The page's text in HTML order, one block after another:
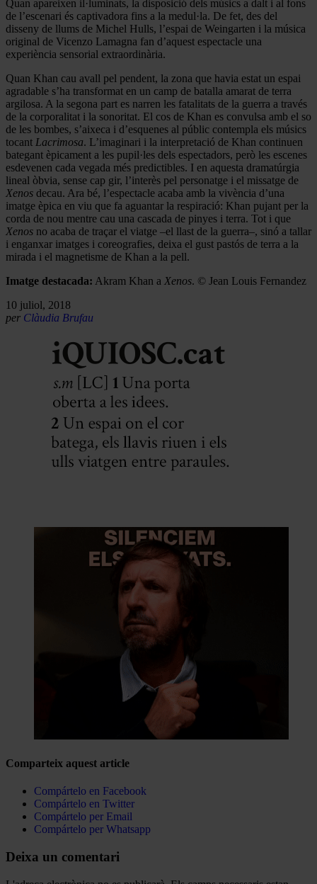
Quan apareixen il·luminats, la disposició dels músics a dalt i al fons
de l’escenari és captivadora fins a la medul·la. De fet, des del
disseny de llums de Michel Hulls, l’espai de Weingarten i la música
original de Vicenzo Lamagna fan d’aquest espectacle una
experiència sensorial extraordinària.
Quan Khan cau avall pel pendent, la zona que havia estat un espai
agradable s’ha transformat en un camp de batalla amarat de terra
argilosa. A la segona part es narren les fatalitats de la guerra a través
de la corporalitat i la sonoritat. El cos de Khan es convulsa amb el so
de les bombes, s’aixeca i d’esquenes al públic contempla els músics
tocant Lacrimosa. L’imaginari i la interpretació de Khan continuen
bategant èpicament a les pupil·les dels espectadors, però les escenes
esdevenen cada vegada més predictibles. I en aquesta dramatúrgia
lineal òbvia, sense cap gir, l’interès pel personatge i el missatge de
Xenos decau. Ara bé, l’espectacle acaba amb la vivència d’una
imatge èpica en viu que fa aguantar la respiració: Khan pujant per la
corda de nou mentre cau una cascada de pinyes i terra. Tot i que
Xenos no acaba de traçar el viatge –el llast de la guerra–, sinó a tallar
i enganxar imatges i coreografies, deixa el gust pastós de terra a la
mirada i el magnetisme de Khan a la pell.
Imatge destacada: Akram Khan a Xenos. © Jean Louis Fernandez
10 juliol, 2018
per Clàudia Brufau
Comparteix aquest article
Compártelo en Facebook
Compártelo en Twitter
Compártelo per Email
Compártelo per Whatsapp
Deixa un comentari